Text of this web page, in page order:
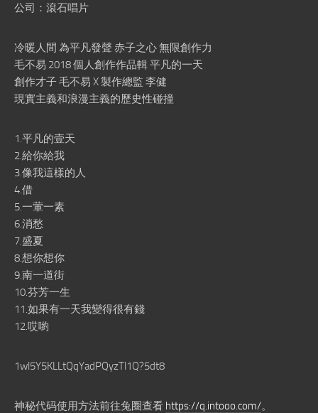
公司：滾石唱片
冷暖人間 為平凡發聲 赤子之心 無限創作力
毛不易 2018 個人創作作品輯 平凡的一天
創作才子 毛不易 X 製作總監 李健
現實主義和浪漫主義的歷史性碰撞
1.平凡的壹天
2.給你給我
3.像我這樣的人
4.借
5.一葷一素
6.消愁
7.盛夏
8.想你想你
9.南一道街
10.芬芳一生
11.如果有一天我變得很有錢
12.哎喲
1wl5Y5KLLtQqYadPQyzTl1Q?5dt8
神秘代码使用方法前往兔圈查看 https://q.intooo.com/。